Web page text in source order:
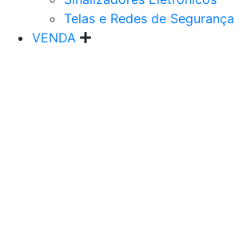
Telas e Redes de Segurança
VENDA